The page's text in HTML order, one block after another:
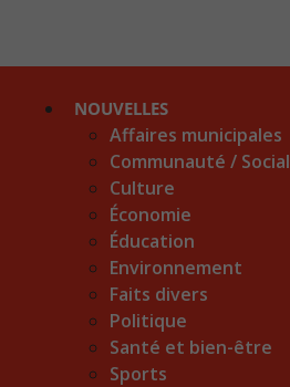
NOUVELLES
Affaires municipales
Communauté / Social
Culture
Économie
Éducation
Environnement
Faits divers
Politique
Santé et bien-être
Sports